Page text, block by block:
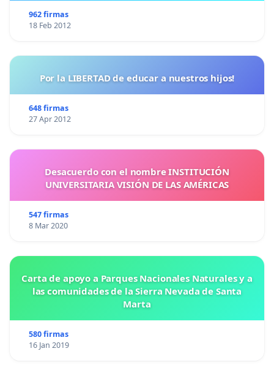
962 firmas
18 Feb 2012
Por la LIBERTAD de educar a nuestros hijos!
648 firmas
27 Apr 2012
Desacuerdo con el nombre INSTITUCIÓN
UNIVERSITARIA VISIÓN DE LAS AMÉRICAS
547 firmas
8 Mar 2020
Carta de apoyo a Parques Nacionales Naturales y a
las comunidades de la Sierra Nevada de Santa
Marta
580 firmas
16 Jan 2019